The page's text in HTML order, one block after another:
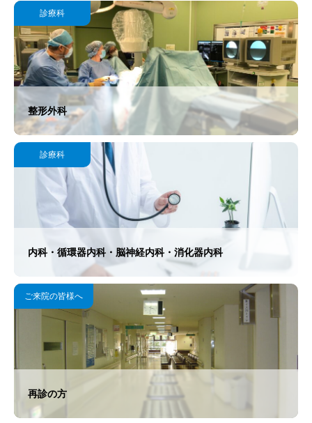
">
診療科
整形外科
">
診療科
内科・循環器内科・脳神経内科・消化器内科
ご来院の皆様へ
再診の方